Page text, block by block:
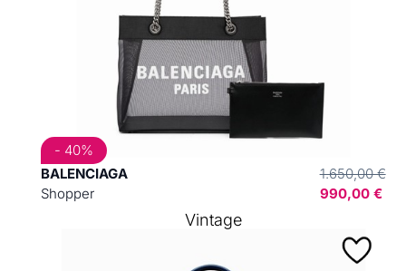
BALENCIAGA
Shopper
1.650,00 €
990,00 €
- 40%
Vintage